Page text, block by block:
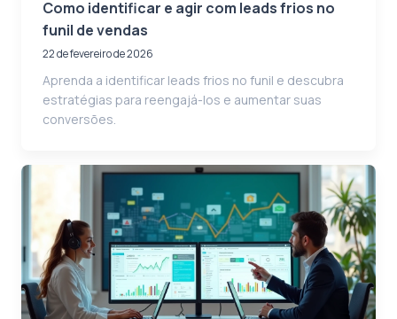
Como identificar e agir com leads frios no
funil de vendas
22 de fevereiro de 2026
Aprenda a identificar leads frios no funil e descubra
estratégias para reengajá-los e aumentar suas
conversões.